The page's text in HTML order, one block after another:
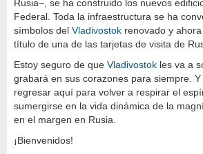
Rusia–, se ha construido los nuevos
Federal. Toda la infraestructura se ha
símbolos del Vladivostok renovado y
título de una de las tarjetas de visita de
Estoy seguro de que Vladivostok les va a
grabará en sus corazones para siempre.
regresar aquí para volver a respirar el
sumergirse en la vida dinámica de la
en el margen en Rusia.
¡Bienvenidos!